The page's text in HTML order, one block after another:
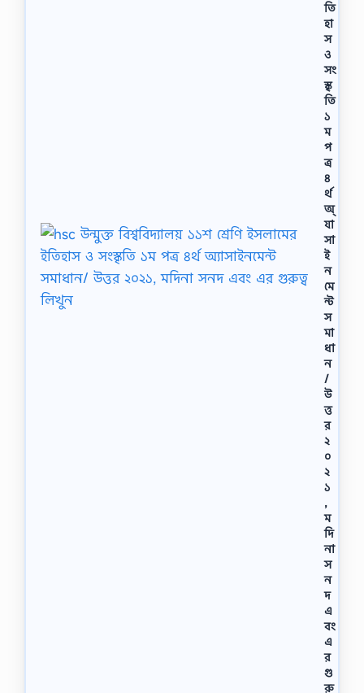
তি
হা
স
ও
সং
স্কৃ
তি
১
ম
প
ত্র
৪
র্থ
অ্
যা
সা
ই
ন
মে
ন্ট
স
মা
ধা
ন
/
উ
ত্ত
র
২
০
২
১
,
ম
দি
না
স
ন
দ
এ
বং
এ
র
গু
রু